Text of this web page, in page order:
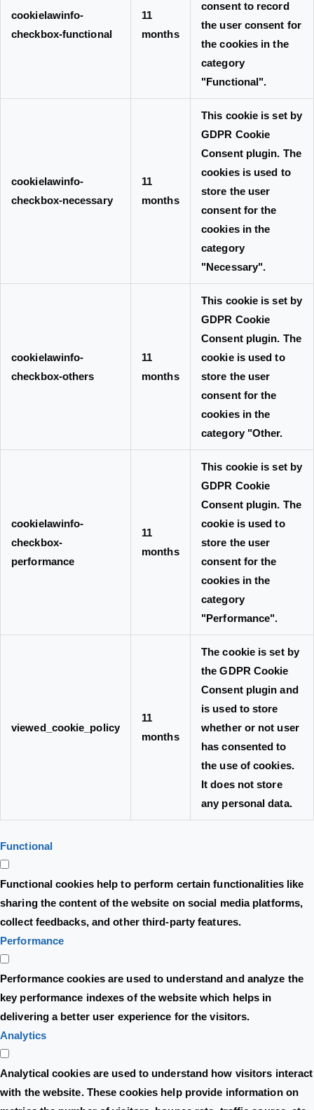
cookielawinfo-
checkbox-functional
11
months
consent to record
the user consent for
the cookies in the
category
"Functional".
cookielawinfo-
checkbox-necessary
11
months
This cookie is set by
GDPR Cookie
Consent plugin. The
cookies is used to
store the user
consent for the
cookies in the
category
"Necessary".
cookielawinfo-
checkbox-others
11
months
This cookie is set by
GDPR Cookie
Consent plugin. The
cookie is used to
store the user
consent for the
cookies in the
category "Other.
cookielawinfo-
checkbox-
performance
11
months
This cookie is set by
GDPR Cookie
Consent plugin. The
cookie is used to
store the user
consent for the
cookies in the
category
"Performance".
viewed_cookie_policy
11
months
The cookie is set by
the GDPR Cookie
Consent plugin and
is used to store
whether or not user
has consented to
the use of cookies.
It does not store
any personal data.
Functional
Functional cookies help to perform certain functionalities like
sharing the content of the website on social media platforms,
collect feedbacks, and other third-party features.
Performance
Performance cookies are used to understand and analyze the
key performance indexes of the website which helps in
delivering a better user experience for the visitors.
Analytics
Analytical cookies are used to understand how visitors interact
with the website. These cookies help provide information on